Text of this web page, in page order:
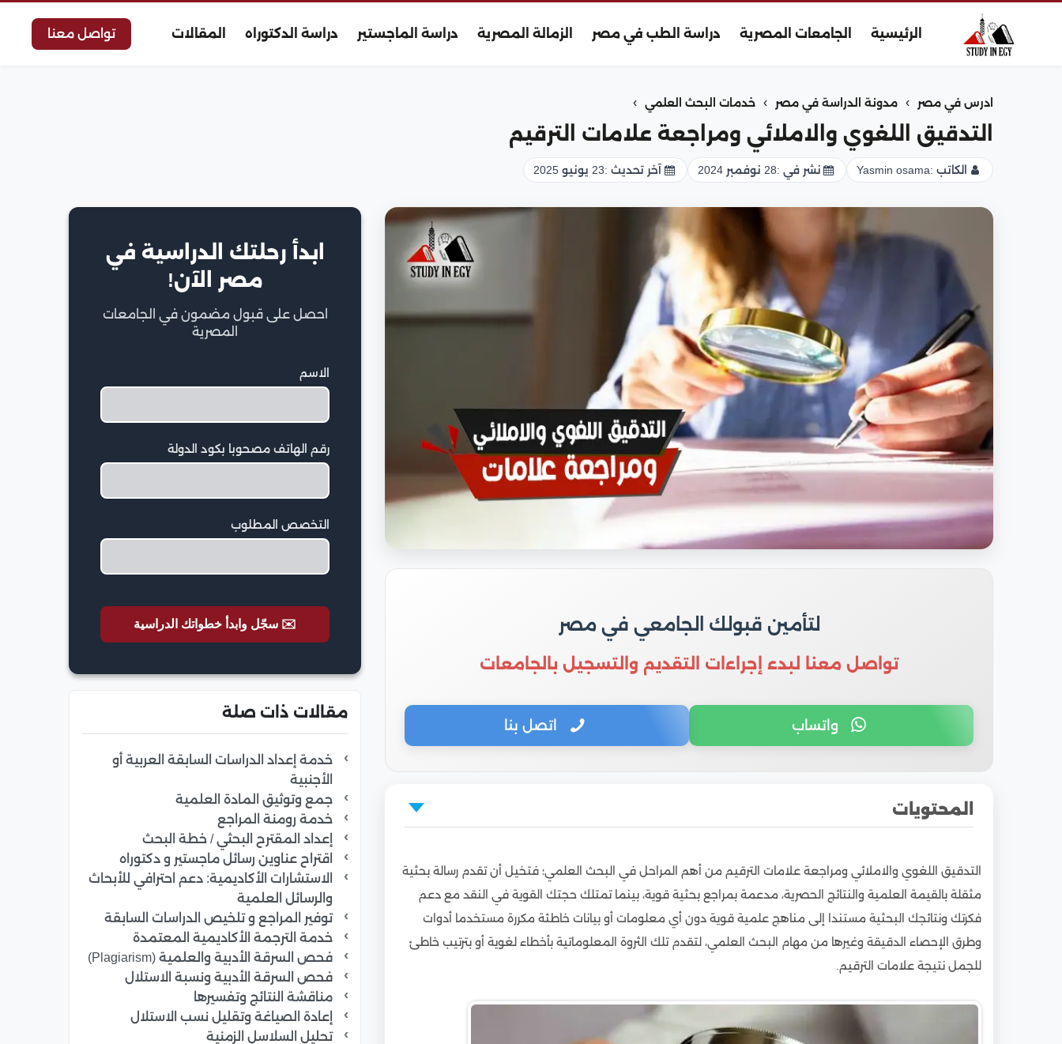
الرئيسية الجامعات المصرية دراسة الطب في مصر الزمالة المصرية دراسة الماجستير دراسة الدكتوراه المقالات تواصل معنا
ادرس في مصر › مدونة الدراسة في مصر › خدمات البحث العلمي ›
التدقيق اللغوي والاملائي ومراجعة علامات الترقيم
الكاتب :Yasmin osama نشر في :28 نوفمبر 2024 آخر تحديث :23 يونيو 2025
لتأمين قبولك الجامعي في مصر
تواصل معنا لبدء إجراءات التقديم والتسجيل بالجامعات
واتساب اتصل بنا
المحتويات
2
كيف تكون الخدمة؟
التدقيق اللغوي والاملائي ومراجعة علامات الترقيم من أهم المراحل في البحث العلمي؛ فتخيل أن تقدم رسالة بحثية
مثقلة بالقيمة العلمية والنتائج الحصرية، مدعمة بمراجع بحثية قوية، بينما تمتلك حجتك القوية في النقد مع دعم
فكرتك ونتائجك البحثية مستندا إلى مناهج علمية قوية دون أي معلومات أو بيانات خاطئة مكررة مستخدما أدوات
وطرق الإحصاء الدقيقة وغيرها من مهام البحث العلمي، لتقدم تلك الثروة المعلوماتية بأخطاء لغوية أو بترتيب خاطئ
للجمل نتيجة علامات الترقيم.
ابدأ رحلتك الدراسية في
مصر الآن!
احصل على قبول مضمون في الجامعات
المصرية
الاسم
رقم الهاتف مصحوبا بكود الدولة
التخصص المطلوب
✉️ سجّل وابدأ خطواتك الدراسية
مقالات ذات صلة
خدمة إعداد الدراسات السابقة العربية أو
الأجنبية
جمع وتوثيق المادة العلمية
خدمة رومنة المراجع
إعداد المقترح البحثي / خطة البحث
اقتراح عناوين رسائل ماجستير و دكتوراه
الاستشارات الأكاديمية: دعم احترافي للأبحاث
والرسائل العلمية
توفير المراجع و تلخيص الدراسات السابقة
خدمة الترجمة الأكاديمية المعتمدة
فحص السرقة الأدبية والعلمية (Plagiarism)
فحص السرقة الأدبية ونسبة الاستلال
مناقشة النتائج وتفسيرها
إعادة الصياغة وتقليل نسب الاستلال
تحليل السلاسل الزمنية